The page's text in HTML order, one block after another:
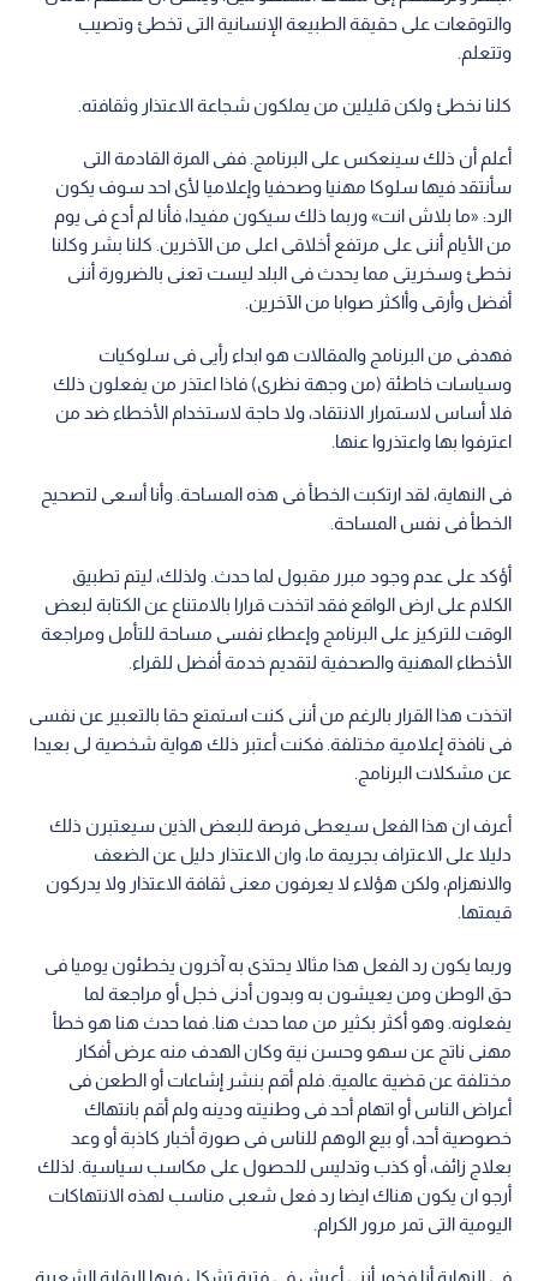
والتوقعات على حقيقة الطبيعة الإنسانية التى تخطئ وتصيب
وتتعلم.
كلنا نخطئ ولكن قليلين من يملكون شجاعة الاعتذار وثقافته.
أعلم أن ذلك سينعكس على البرنامج. ففى المرة القادمة التى
سأنتقد فيها سلوكا مهنيا وصحفيا وإعلاميا لأى احد سوف يكون
الرد: «ما بلاش انت» وربما ذلك سيكون مفيدا، فأنا لم أدع فى يوم
من الأيام أننى على مرتفع أخلاقى اعلى من الآخرين. كلنا بشر وكلنا
نخطئ وسخريتى مما يحدث فى البلد ليست تعنى بالضرورة أننى
أفضل وأرقى وأاكثر صوابا من الآخرين.
فهدفى من البرنامج والمقالات هو ابداء رأيى فى سلوكيات
وسياسات خاطئة (من وجهة نظرى) فاذا اعتذر من يفعلون ذلك
فلا أساس لاستمرار الانتقاد، ولا حاجة لاستخدام الأخطاء ضد من
اعترفوا بها واعتذروا عنها.
فى النهاية، لقد ارتكبت الخطأ فى هذه المساحة. وأنا أسعى لتصحيح
الخطأ فى نفس المساحة.
أؤكد على عدم وجود مبرر مقبول لما حدث. ولذلك، ليتم تطبيق
الكلام على ارض الواقع فقد اتخذت قرارا بالامتناع عن الكتابة لبعض
الوقت للتركيز على البرنامج وإعطاء نفسى مساحة للتأمل ومراجعة
الأخطاء المهنية والصحفية لتقديم خدمة أفضل للقراء.
اتخذت هذا القرار بالرغم من أننى كنت استمتع حقا بالتعبير عن نفسى
فى نافذة إعلامية مختلفة. فكنت أعتبر ذلك هواية شخصية لى بعيدا
عن مشكلات البرنامج.
أعرف ان هذا الفعل سيعطى فرصة للبعض الذين سيعتبرن ذلك
دليلا على الاعتراف بجريمة ما، وان الاعتذار دليل عن الضعف
والانهزام، ولكن هؤلاء لا يعرفون معنى ثقافة الاعتذار ولا يدركون
قيمتها.
وربما يكون رد الفعل هذا مثالا يحتذى به آخرون يخطئون يوميا فى
حق الوطن ومن يعيشون به وبدون أدنى خجل أو مراجعة لما
يفعلونه. وهو أكثر بكثير من مما حدث هنا. فما حدث هنا هو خطأ
مهنى ناتج عن سهو وحسن نية وكان الهدف منه عرض أفكار
مختلفة عن قضية عالمية. فلم أقم بنشر إشاعات أو الطعن فى
أعراض الناس أو اتهام أحد فى وطنيته ودينه ولم أقم بانتهاك
خصوصية أحد، أو بيع الوهم للناس فى صورة أخبار كاذبة أو وعد
بعلاج زائف، أو كذب وتدليس للحصول على مكاسب سياسية. لذلك
أرجو ان يكون هناك ايضا رد فعل شعبى مناسب لهذه الانتهاكات
اليومية التى تمر مرور الكرام.
فى النهاية أنا فخور أننى أعيش فى فترة تشكل فيها الرقابة الشعبية